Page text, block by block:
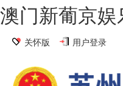
澳门新葡京娱
关怀版 用户登录